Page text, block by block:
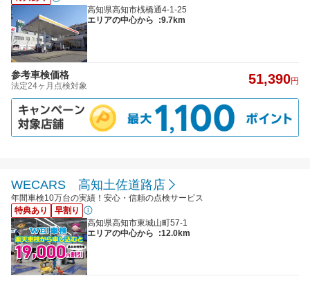
高知県高知市桟橋通4-1-25
エリアの中心から
:9.7km
参考車検価格
法定24ヶ月点検対象 51,390円
WECARS 高知土佐道路店
年間車検10万台の実績！安心・信頼の点検サービス
特典あり
早割り
高知県高知市東城山町57-1
エリアの中心から
:12.0km